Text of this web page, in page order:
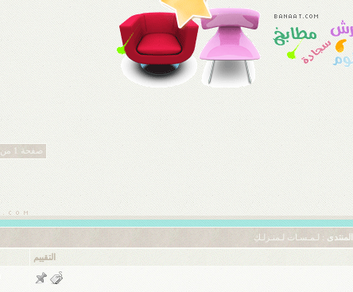
صفحة 1 من 315
: لـمـسـات لـمنـزلـكِ
التقييم